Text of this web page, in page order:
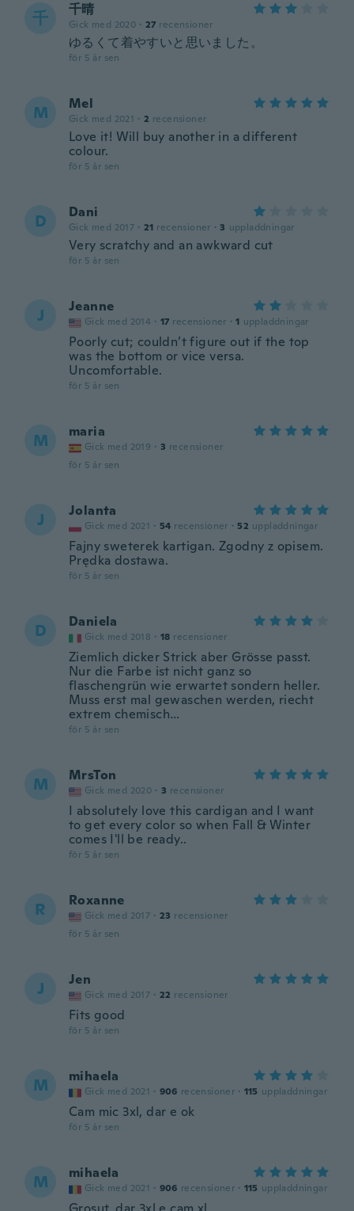
千 千晴
Gick med 2020 · 27 recensioner
ゆるくて着やすいと思いました。
för 5 år sen
M Mel
Gick med 2021 · 2 recensioner
Love it! Will buy another in a different
colour.
för 5 år sen
D Dani
Gick med 2017 · 21 recensioner · 3 uppladdningar
Very scratchy and an awkward cut
för 5 år sen
J Jeanne
Gick med 2014 · 17 recensioner · 1 uppladdningar
Poorly cut; couldn’t figure out if the top
was the bottom or vice versa.
Uncomfortable.
för 5 år sen
M maria
Gick med 2019 · 3 recensioner
för 5 år sen
J Jolanta
Gick med 2021 · 54 recensioner · 52 uppladdningar
Fajny sweterek kartigan. Zgodny z opisem.
Prędka dostawa.
för 5 år sen
D Daniela
Gick med 2018 · 18 recensioner
Ziemlich dicker Strick aber Grösse passt.
Nur die Farbe ist nicht ganz so
flaschengrün wie erwartet sondern heller.
Muss erst mal gewaschen werden, riecht
extrem chemisch…
för 5 år sen
M MrsTon
Gick med 2020 · 3 recensioner
I absolutely love this cardigan and I want
to get every color so when Fall & Winter
comes I'll be ready..
för 5 år sen
R Roxanne
Gick med 2017 · 23 recensioner
för 5 år sen
J Jen
Gick med 2017 · 22 recensioner
Fits good
för 5 år sen
M mihaela
Gick med 2021 · 906 recensioner · 115 uppladdningar
Cam mic 3xl, dar e ok
för 5 år sen
M mihaela
Gick med 2021 · 906 recensioner · 115 uppladdningar